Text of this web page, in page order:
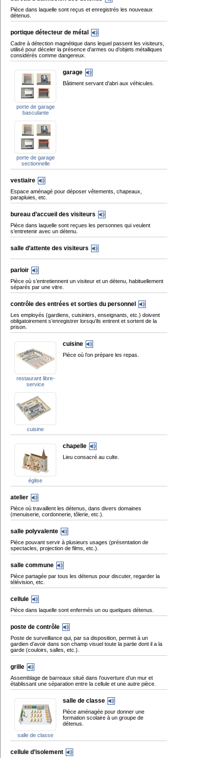
Pièce dans laquelle sont reçus et enregistrés les nouveaux
détenus.
portique détecteur de métal
Cadre à détection magnétique dans lequel passent les visiteurs,
utilisé pour déceler la présence d’armes ou d’objets métalliques
considérés comme dangereux.
porte de garage
basculante
porte de garage
sectionnelle
garage
Bâtiment servant d’abri aux véhicules.
vestiaire
Espace aménagé pour déposer vêtements, chapeaux,
parapluies, etc.
bureau d’accueil des visiteurs
Pièce dans laquelle sont reçues les personnes qui veulent
s’entretenir avec un détenu.
salle d’attente des visiteurs
parloir
Pièce où s’entretiennent un visiteur et un détenu, habituellement
séparés par une vitre.
contrôle des entrées et sorties du personnel
Les employés (gardiens, cuisiniers, enseignants, etc.) doivent
obligatoirement s’enregistrer lorsqu’ils entrent et sortent de la
prison.
restaurant libre-
service
cuisine
cuisine
Pièce où l’on prépare les repas.
église
chapelle
Lieu consacré au culte.
atelier
Pièce où travaillent les détenus, dans divers domaines
(menuiserie, cordonnerie, tôlerie, etc.).
salle polyvalente
Pièce pouvant servir à plusieurs usages (présentation de
spectacles, projection de films, etc.).
salle commune
Pièce partagée par tous les détenus pour discuter, regarder la
télévision, etc.
cellule
Pièce dans laquelle sont enfermés un ou quelques détenus.
poste de contrôle
Poste de surveillance qui, par sa disposition, permet à un
gardien d’avoir dans son champ visuel toute la partie dont il a la
garde (couloirs, salles, etc.).
grille
Assemblage de barreaux situé dans l’ouverture d’un mur et
établissant une séparation entre la cellule et une autre pièce.
salle de classe
salle de classe
Pièce aménagée pour donner une
formation scolaire à un groupe de
détenus.
cellule d’isolement